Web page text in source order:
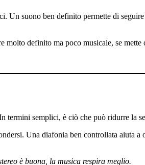
Un suono ben definito permette di
definito ma poco musicale, se
termini semplici, è ciò che può ridurre la
Una diafonia ben controllata aiuta
è buona, la musica respira meglio.